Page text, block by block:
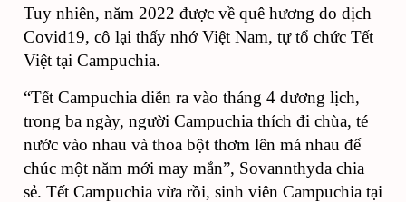
Tuy nhiên, năm 2022 được về quê hương do dịch
Covid19, cô lại thấy nhớ Việt Nam, tự tổ chức Tết
Việt tại Campuchia.
“Tết Campuchia diễn ra vào tháng 4 dương lịch,
trong ba ngày, người Campuchia thích đi chùa, té
nước vào nhau và thoa bột thơm lên má nhau để
chúc một năm mới may mắn”, Sovannthyda chia
sẻ. Tết Campuchia vừa rồi, sinh viên Campuchia tại